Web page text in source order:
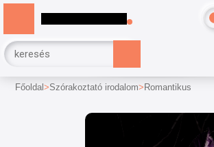
Főoldal Szórakoztató irodalom Romantikus